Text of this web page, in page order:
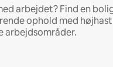
arbejdet? Find en
ophold med
arbejdsområder.